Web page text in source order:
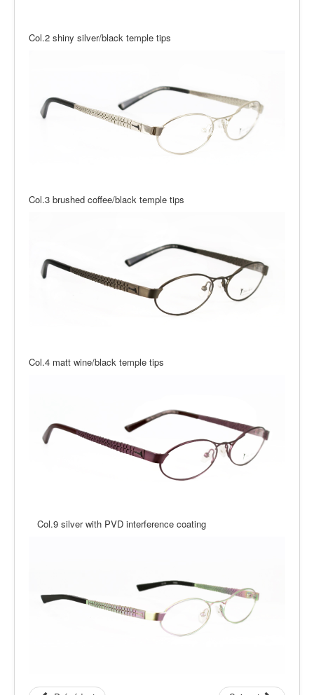
Col.2 shiny silver/black temple tips
Col.3 brushed coffee/black temple tips
Col.4 matt wine/black temple tips
Col.9 silver with PVD interference coating